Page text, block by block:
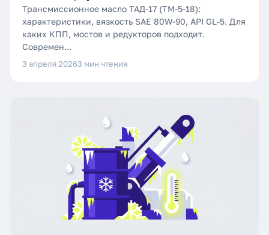
Трансмиссионное масло ТАД-17 (ТМ-5-18):
характеристики, вязкость SAE 80W-90, API GL-5. Для
каких КПП, мостов и редукторов подходит.
Современ...
3 апреля 20263 мин чтения